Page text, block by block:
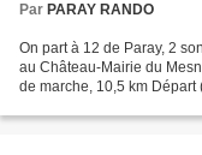
Par PARAY RANDO
On part à 12 de Paray, 2
au Château-Mairie du
de marche, 10,5 km